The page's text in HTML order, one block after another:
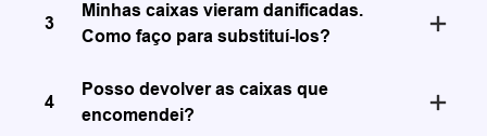
3
Minhas caixas vieram danificadas.
Como faço para substituí-los?
4
Posso devolver as caixas que
encomendei?